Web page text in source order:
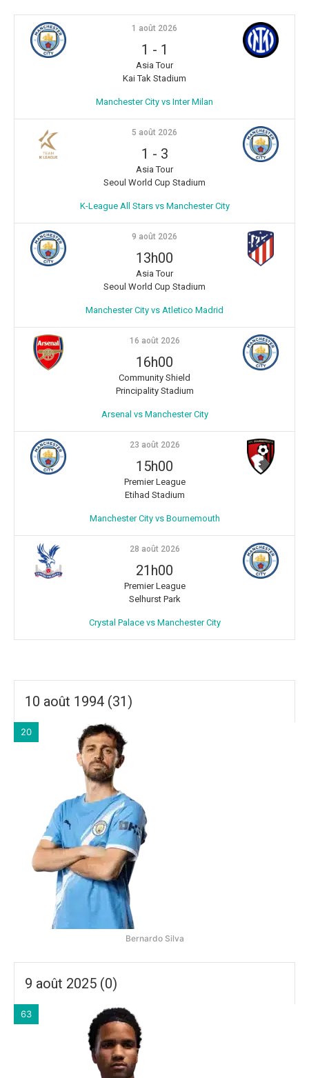
1 août 2026
1 - 1
Asia Tour
Kai Tak Stadium
Manchester City vs Inter Milan
5 août 2026
1 - 3
Asia Tour
Seoul World Cup Stadium
K-League All Stars vs Manchester City
9 août 2026
13h00
Asia Tour
Seoul World Cup Stadium
Manchester City vs Atletico Madrid
16 août 2026
16h00
Community Shield
Principality Stadium
Arsenal vs Manchester City
23 août 2026
15h00
Premier League
Etihad Stadium
Manchester City vs Bournemouth
28 août 2026
21h00
Premier League
Selhurst Park
Crystal Palace vs Manchester City
10 août 1994 (31)
20
Bernardo Silva
9 août 2025 (0)
63